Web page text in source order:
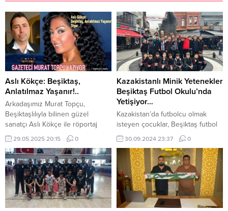
Aslı Kökçe: Beşiktaş,
Anlatılmaz Yaşanır!..
Arkadaşımız Murat Topçu,
Beşiktaşlılıyla bilinen güzel
sanatçı Aslı Kökçe ile röportaj
yaptı. Güzelliğiyle nam salmış
ünlü sanatçı Aslı Kökçe’le
Beşiktaş’ı konuştuk. Koyu bir
Beşiktaşlı olan Kökçe, “Beşiktaş
şampiyon olsun diye tutulacak bir
kulüp değil” dedi. Murat Topçu
sordu, Aslı Kökçe yanıtladı: Murat
Topçu: Aslı Hanım, hem sanat
29.05.2025 20:15 0
Kazakistanlı Minik Yetenekler
Beşiktaş Futbol Okulu’nda
Yetişiyor…
Kazakistan’da futbolcu olmak
isteyen çocuklar, Beşiktaş futbol
okullarında eğitim alıyor. Beşiktaş
Astana Futbol Okulu,
Kazakistan’da futbolcu olmak
isteyen çocuklara profesyonel bir
eğitim sunuyor. Okul, yetenekli
futbolcuları keşfederek hem
Türkiye’deki akademilere
kazandırmayı hem de
30.09.2024 23:37 0